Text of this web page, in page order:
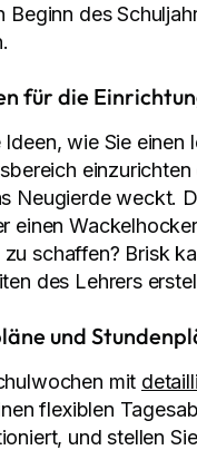
Beginn des
für die
Ideen, wie Sie
Neugierde weckt.
einen
zu schaffen? Brisk
des Lehrers
und
mit
flexiblen
und stellen